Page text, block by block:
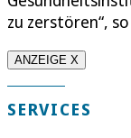
zu zerstören“,
ANZEIGE X
SERVICES